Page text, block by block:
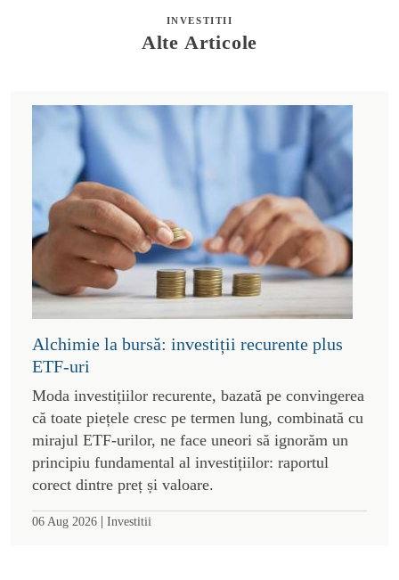
INVESTITII
Alte Articole
Alchimie la bursă: investiții recurente plus
ETF-uri
Moda investițiilor recurente, bazată pe convingerea
că toate piețele cresc pe termen lung, combinată cu
mirajul ETF-urilor, ne face uneori să ignorăm un
principiu fundamental al investițiilor: raportul
corect dintre preț și valoare.
06 Aug 2026 | Investitii